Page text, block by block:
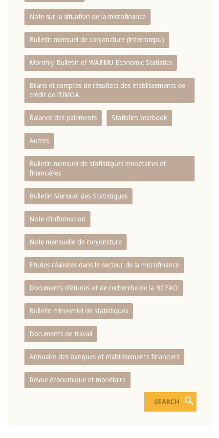
Note sur la situation de la microfinance
Bulletin mensuel de conjoncture (interrompu)
Monthly Bulletin of WAEMU Economic Statistics
Bilans et comptes de résultats des établissements de
crédit de l‘UMOA
Balance des paiements Statistics Yearbook
Autres
Bulletin mensuel de statistiques monétaires et
financières
Bulletin Mensuel des Statistiques
Note d’information
Note mensuelle de conjoncture
Etudes réalisées dans le secteur de la microfinance
Documents d’études et de recherche de la BCEAO
Bulletin trimestriel de statistiques
Documents de travail
Annuaire des banques et établissements financiers
Revue économique et monétaire